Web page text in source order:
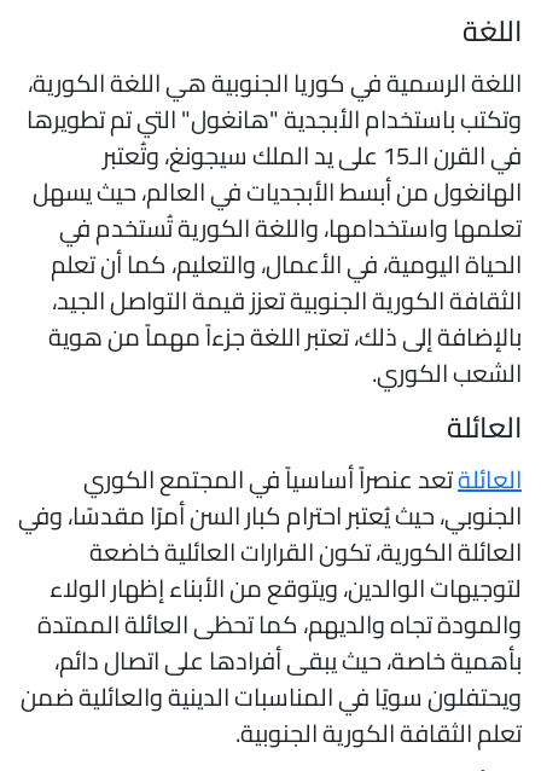
الرسمية في كوريا الجنوبية هي اللغة الكورية،
باستخدام الأبجدية "هانغول" التي تم تطويرها
في القرن الـ15 على يد الملك سيجونغ، وتُعتبر
من أبسط الأبجديات في العالم، حيث يسهل
واستخدامها، واللغة الكورية تُستخدم في
اليومية، في الأعمال، والتعليم، كما أن تعلم
الكورية الجنوبية تعزز قيمة التواصل الجيد،
إلى ذلك، تعتبر اللغة جزءاً مهماً من هوية
الكوري.
تعد عنصراً أساسياً في المجتمع الكوري
حيث يُعتبر احترام كبار السن أمرًا مقدسًا، وفي
الكورية، تكون القرارات العائلية خاضعة
الوالدين، ويتوقع من الأبناء إظهار الولاء
تجاه والديهم، كما تحظى العائلة الممتدة
خاصة، حيث يبقى أفرادها على اتصال دائم،
سويًا في المناسبات الدينية والعائلية ضمن
الثقافة الكورية الجنوبية.